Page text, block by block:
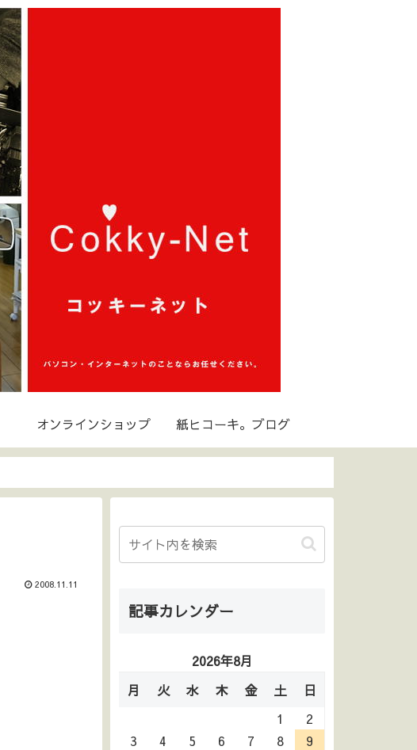
オンラインショップ 紙ヒコーキ。ブログ
2008.11.11
記事カレンダー
2026年8月
月
火 水 木 金 土
日
1
2
3
4 5 6 7 8
9